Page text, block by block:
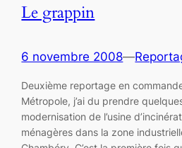
Le grappin
6 novembre 2008—
Deuxième reportage en
Métropole, j’ai du prendre
modernisation de l’usine
ménagères dans la zone